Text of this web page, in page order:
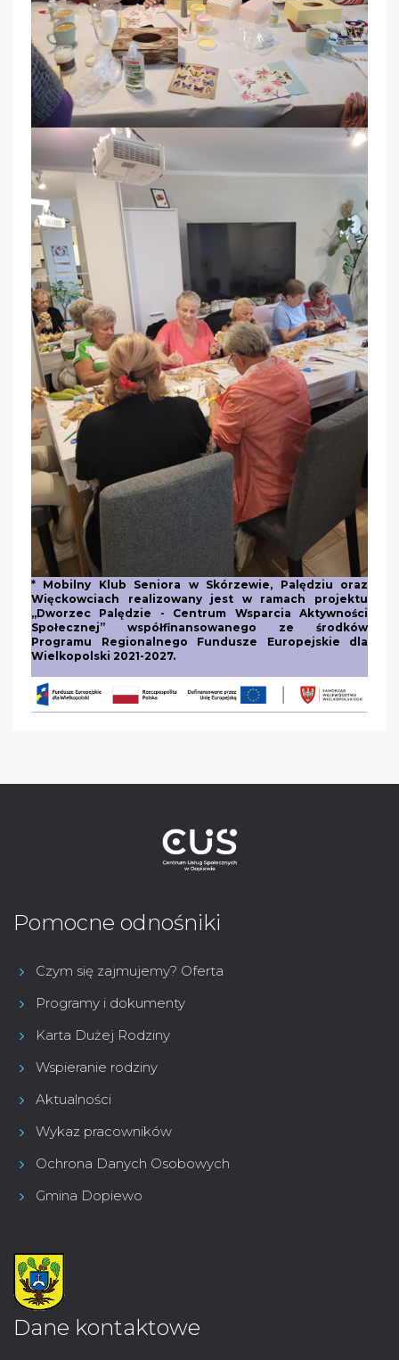
* Mobilny Klub Seniora w Skórzewie, Palędziu oraz
Więckowciach realizowany jest w ramach projektu
„Dworzec Palędzie - Centrum Wsparcia Aktywności
Społecznej” współfinansowanego ze środków
Programu Regionalnego Fundusze Europejskie dla
Wielkopolski 2021-2027.
Pomocne odnośniki
Czym się zajmujemy? Oferta
Programy i dokumenty
Karta Dużej Rodziny
Wspieranie rodziny
Aktualności
Wykaz pracowników
Ochrona Danych Osobowych
Gmina Dopiewo
Dane kontaktowe